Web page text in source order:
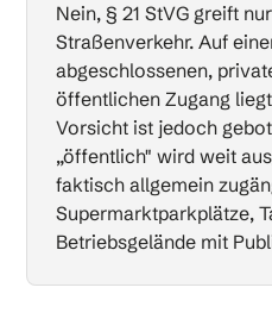
Nein, § 21 StVG greift
Straßenverkehr. Auf
abgeschlossenen,
öffentlichen Zugang
Vorsicht ist jedoch
„öffentlich" wird weit
faktisch allgemein
Supermarktparkplätze,
Betriebsgelände mit